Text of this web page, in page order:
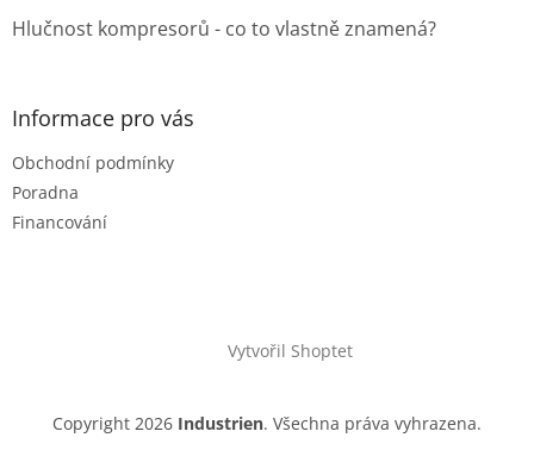
Hlučnost kompresorů - co to vlastně znamená?
Informace pro vás
Obchodní podmínky
Poradna
Financování
Vytvořil Shoptet
Copyright 2026 Industrien. Všechna práva vyhrazena.